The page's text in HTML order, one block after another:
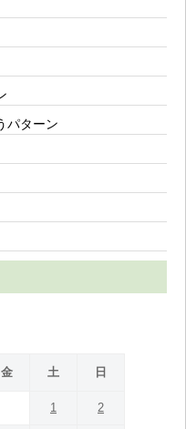
パターン
金 土 日
1 2